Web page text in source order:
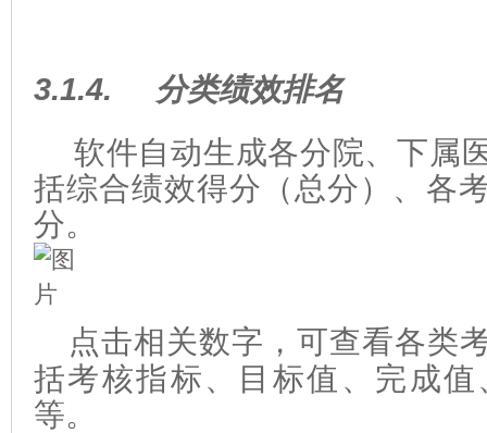
3.1.4.
分类绩效排名
软件自动生成各分院、下属
括综合绩效得分（总分）、各
分。
点击相关数字，可查看各类
括考核指标、目标值、完成
等。